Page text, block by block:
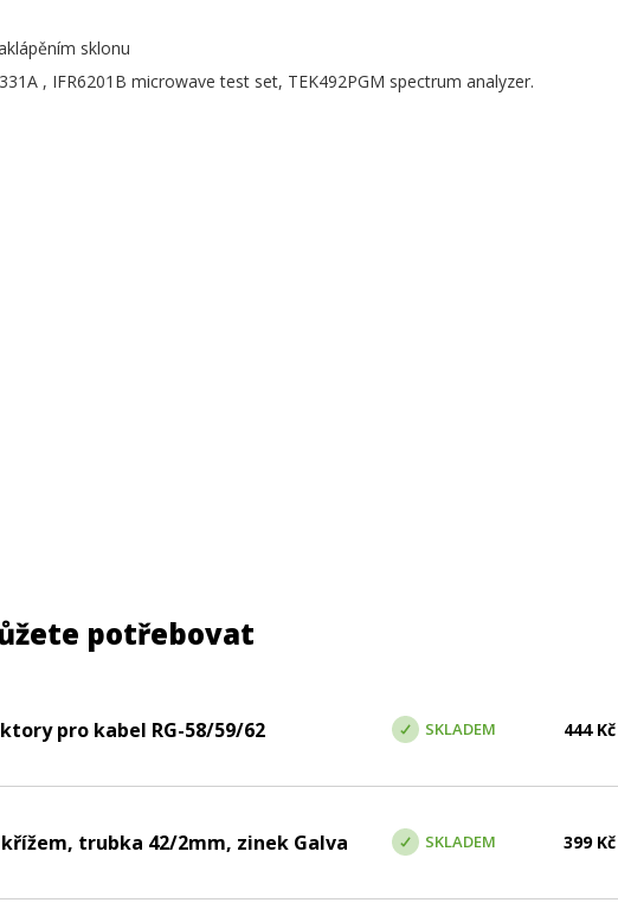
sklonu
, IFR6201B microwave test set, TEK492PGM spectrum analyzer.
potřebovat
pro kabel RG-58/59/62 SKLADEM 444Kč
trubka 42/2mm, zinek Galva SKLADEM 399Kč